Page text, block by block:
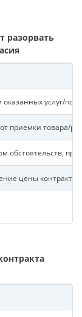
разорвать
услуг/
приемки товара/
обстоятельств,
цены